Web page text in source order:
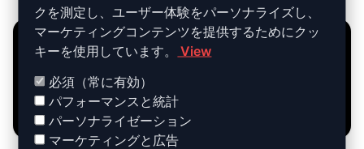
Scania
クを測定し、ユーザー体験をパーソナライズし、
マーケティングコンテンツを提供するためにクッ
キーを使用しています。
View
必須（常に有効）
パフォーマンスと統計
パーソナライゼーション
マーケティングと広告